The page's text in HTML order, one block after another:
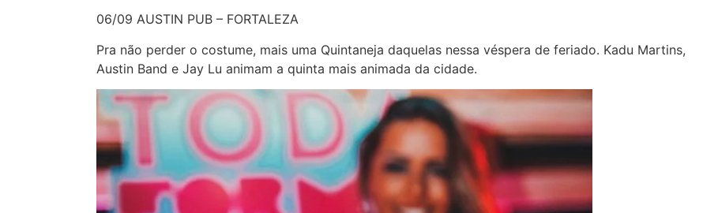
06/09 AUSTIN PUB – FORTALEZA
Pra não perder o costume, mais uma Quintaneja daquelas nessa véspera de feriado. Kadu Martins,
Austin Band e Jay Lu animam a quinta mais animada da cidade.